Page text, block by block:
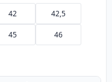
42 42,5
45 46